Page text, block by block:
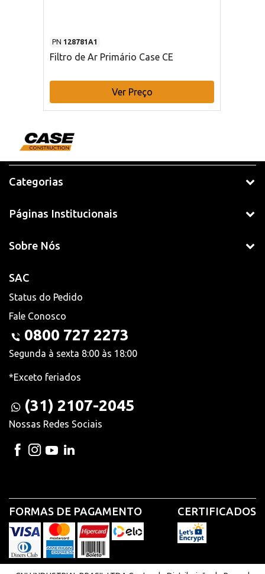
PN 128781A1
Filtro de Ar Primário Case CE
Ver Preço
Categorias
Páginas Institucionais
Sobre Nós
SAC
Status do Pedido
Fale Conosco
0800 727 2273
Segunda à sexta 8:00 às 18:00
*Exceto feriados
(31) 2107-2045
Nossas Redes Sociais
FORMAS DE PAGAMENTO CERTIFICADOS